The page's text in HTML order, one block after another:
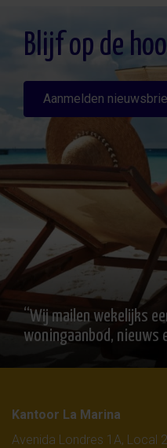
gedetailleerde informatie over
geraadpleegd
Blijf op de
Aanmelden
“Wij mailen wekelijks
woningaanbod, nieuws
Kantoor La Marina
Avenida Londres 1A, Local